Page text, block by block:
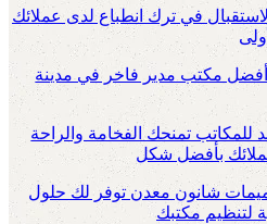
في ترك انطباع لدى عملائك
مكتب مدير فاخر في مدينة
للمكاتب تمنحك الفخامة والراحة
بأفضل شكل
شانون معدن توفر لك حلول
لتنظيم مكتبك